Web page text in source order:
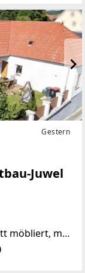
Gestern
Juwel
möbliert, mit